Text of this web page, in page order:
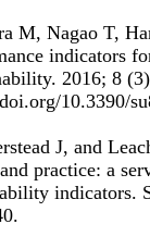
M, Nagao T,
indicators
2016; 8
10.3390/
J, and
practice: a
indicators.